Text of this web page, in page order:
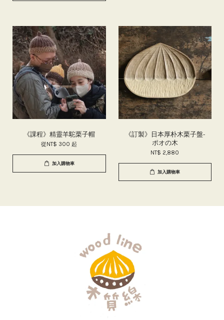
《課程》精靈羊駝栗子帽
從 NT$ 300起
加入購物車
《訂製》日本厚朴木栗子盤-
ポオの木
NT$ 2,880
加入購物車